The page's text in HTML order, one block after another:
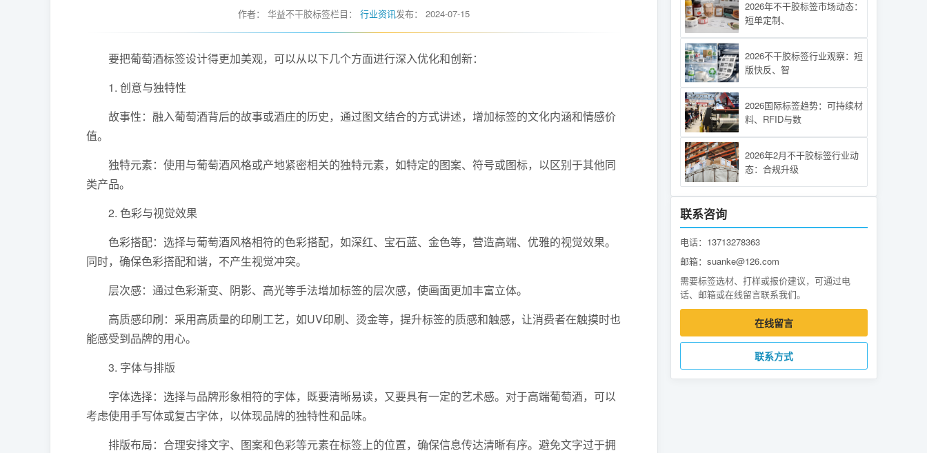
作者： 华益不干胶标签栏目： 行业资讯发布： 2024-07-15
要把葡萄酒标签设计得更加美观，可以从以下几个方面进行深入优化和创新：
1. 创意与独特性
故事性：融入葡萄酒背后的故事或酒庄的历史，通过图文结合的方式讲述，增加标签的文化内涵和情感价
值。
独特元素：使用与葡萄酒风格或产地紧密相关的独特元素，如特定的图案、符号或图标，以区别于其他同
类产品。
2. 色彩与视觉效果
色彩搭配：选择与葡萄酒风格相符的色彩搭配，如深红、宝石蓝、金色等，营造高端、优雅的视觉效果。
同时，确保色彩搭配和谐，不产生视觉冲突。
层次感：通过色彩渐变、阴影、高光等手法增加标签的层次感，使画面更加丰富立体。
高质感印刷：采用高质量的印刷工艺，如UV印刷、烫金等，提升标签的质感和触感，让消费者在触摸时也
能感受到品牌的用心。
3. 字体与排版
字体选择：选择与品牌形象相符的字体，既要清晰易读，又要具有一定的艺术感。对于高端葡萄酒，可以
考虑使用手写体或复古字体，以体现品牌的独特性和品味。
排版布局：合理安排文字、图案和色彩等元素在标签上的位置，确保信息传达清晰有序。避免文字过于拥
2026年不干胶标签市场动态：
短单定制、
2026不干胶标签行业观察：短
版快反、智
2026国际标签趋势：可持续材
料、RFID与数
2026年2月不干胶标签行业动
态：合规升级
联系咨询
电话：13713278363
邮箱：suanke@126.com
需要标签选材、打样或报价建议，可通过电
话、邮箱或在线留言联系我们。
在线留言
联系方式